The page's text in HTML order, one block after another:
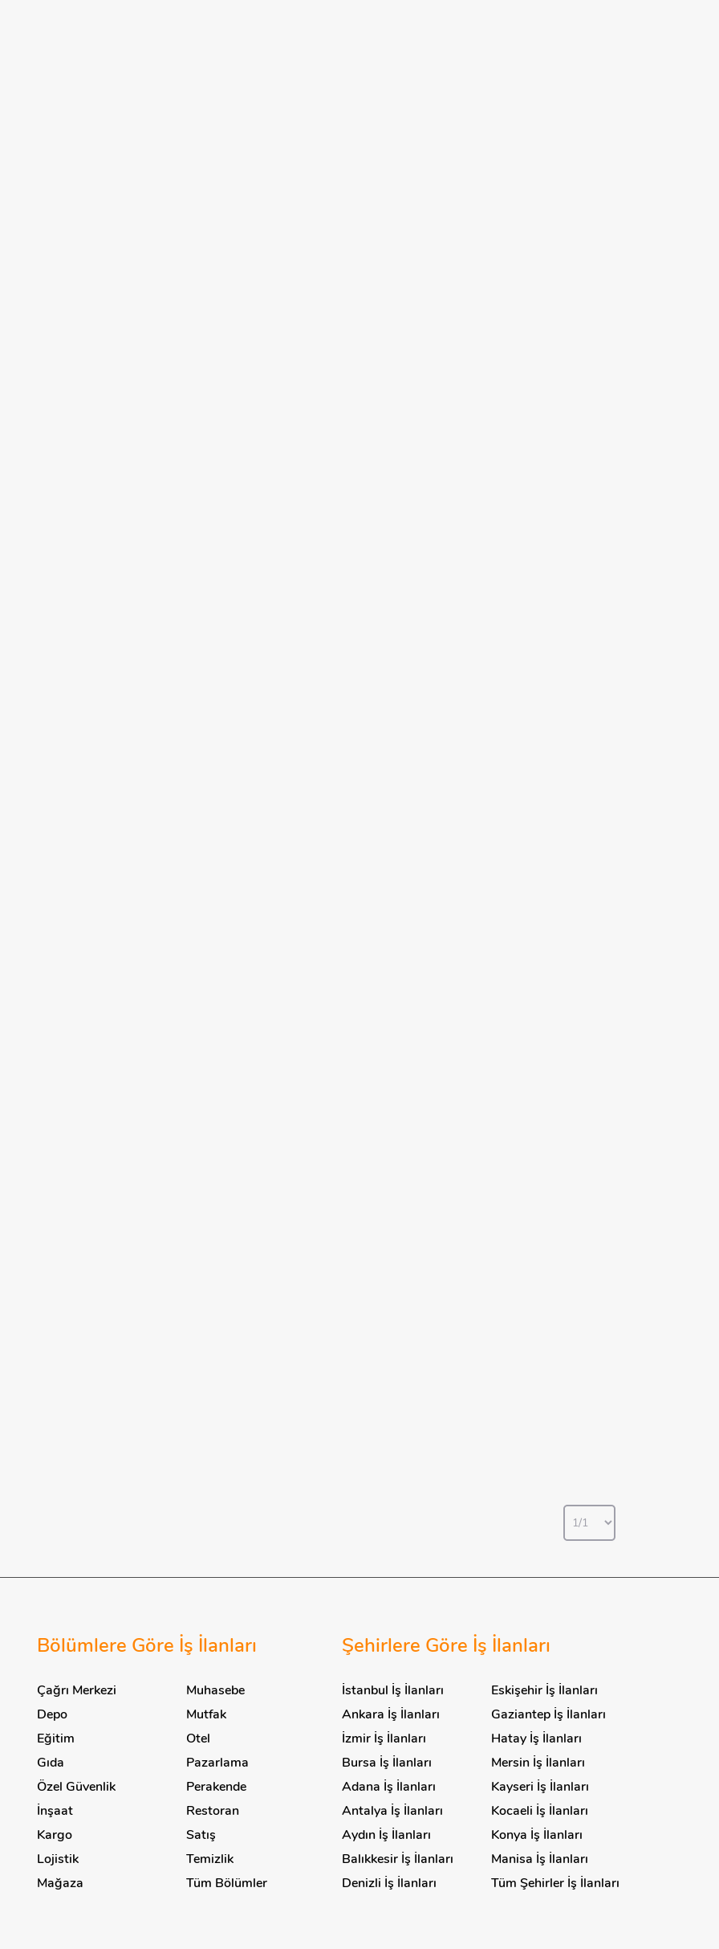
Bölümlere Göre İş İlanları
Çağrı Merkezi
Depo
Eğitim
Gıda
Özel Güvenlik
İnşaat
Kargo
Lojistik
Mağaza
Muhasebe
Mutfak
Otel
Pazarlama
Perakende
Restoran
Satış
Temizlik
Tüm Bölümler
Şehirlere Göre İş İlanları
İstanbul İş İlanları
Ankara İş İlanları
İzmir İş İlanları
Bursa İş İlanları
Adana İş İlanları
Antalya İş İlanları
Aydın İş İlanları
Balıkkesir İş İlanları
Denizli İş İlanları
Eskişehir İş İlanları
Gaziantep İş İlanları
Hatay İş İlanları
Mersin İş İlanları
Kayseri İş İlanları
Kocaeli İş İlanları
Konya İş İlanları
Manisa İş İlanları
Tüm Şehirler İş İlanları